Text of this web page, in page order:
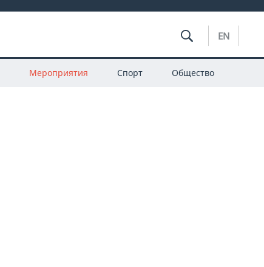
EN
Мероприятия Спорт Общество